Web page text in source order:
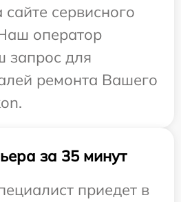
сервисного
оператор
запрос для
ремонта Вашего
за 35 минут
приедет в